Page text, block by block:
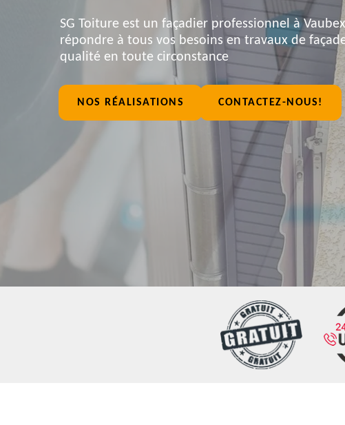
SG Toiture est un façadier professionnel à
répondre à tous vos besoins en travaux de
qualité en toute circonstance
NOS RÉALISATIONS CONTACTEZ-NOUS!